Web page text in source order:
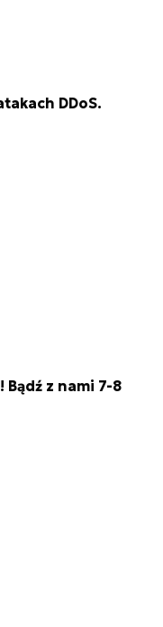
DDoS.
Bądź z nami 7-8